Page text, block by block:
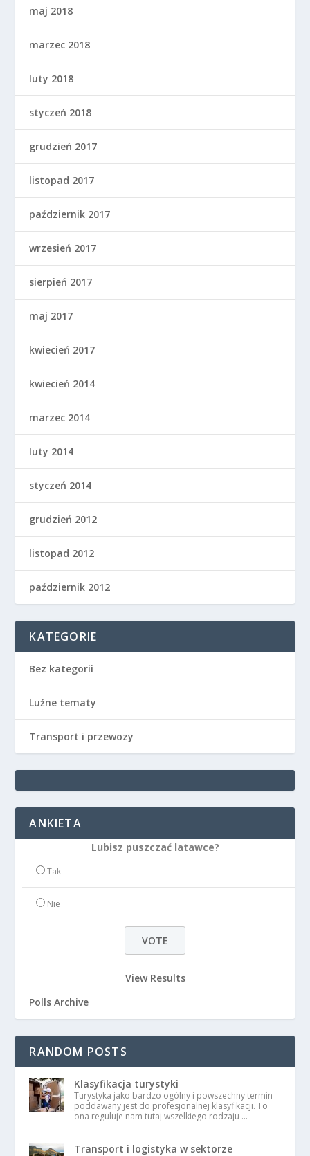
maj 2018
marzec 2018
luty 2018
styczeń 2018
grudzień 2017
listopad 2017
październik 2017
wrzesień 2017
sierpień 2017
maj 2017
kwiecień 2017
kwiecień 2014
marzec 2014
luty 2014
styczeń 2014
grudzień 2012
listopad 2012
październik 2012
KATEGORIE
Bez kategorii
Luźne tematy
Transport i przewozy
ANKIETA
Lubisz puszczać latawce?
Tak
Nie
View Results
Polls Archive
RANDOM POSTS
Klasyfikacja turystyki
Turystyka jako bardzo ogólny i powszechny termin
poddawany jest do profesjonalnej klasyfikacji. To
ona reguluje nam tutaj wszelkiego rodzaju …
Transport i logistyka w sektorze